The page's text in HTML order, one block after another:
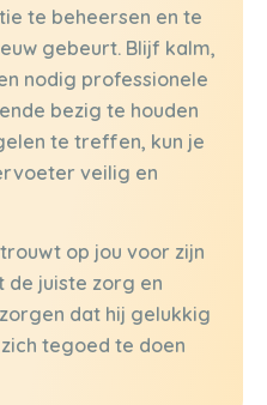
te beheersen en te
gebeurt. Blijf kalm,
nodig professionele
bezig te houden
te treffen, kun je
veilig en
op jou voor zijn
de juiste zorg en
dat hij gelukkig
tegoed te doen